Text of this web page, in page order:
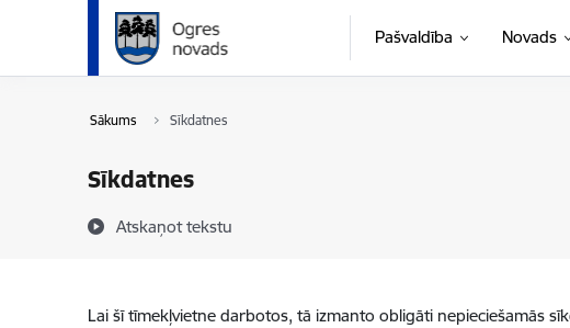
Pāriet uz lapas saturu
Pašvaldība Novads
Sākums Sīkdatnes
Sīkdatnes
Atskaņot tekstu
Lai šī tīmekļvietne darbotos, tā izmanto obligāti nepieciešamās